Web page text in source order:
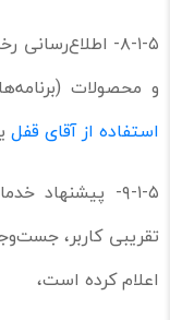
۸-۱-۵-
و محصولات
استفاده از آقای قفل
۹-۱-۵- پیشنهاد
تقریبی کاربر،
اعلام کرده است،